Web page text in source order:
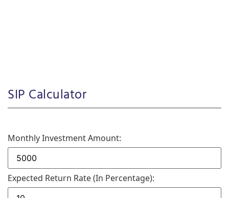
SIP Calculator
Monthly Investment Amount:
Expected Return Rate (in Percentage):